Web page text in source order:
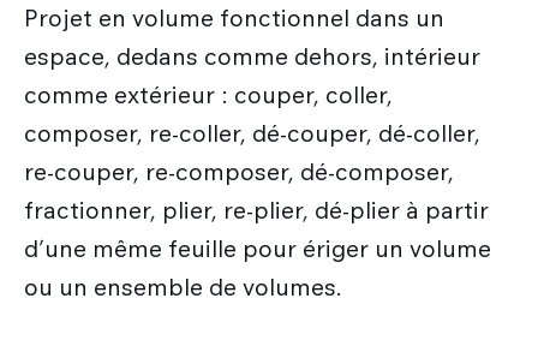
Projet en volume fonctionnel dans un
espace, dedans comme dehors, intérieur
comme extérieur : couper, coller,
composer, re-coller, dé-couper, dé-coller,
re-couper, re-composer, dé-composer,
fractionner, plier, re-plier, dé-plier à partir
d’une même feuille pour ériger un volume
ou un ensemble de volumes.